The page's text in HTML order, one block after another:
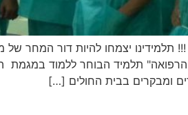
ברפואה !!! תלמידינו יצמחו להיות
תלמיד הבוחר ללמוד במגמת
ומבקרים בבית החולים […]